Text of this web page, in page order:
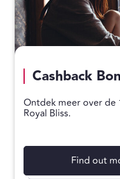
Cashback
Ontdek meer over de
Royal Bliss.
Find out